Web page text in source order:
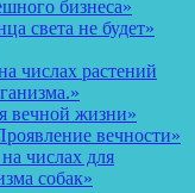
бизнеса»
света не будет»
числах растений
вечной жизни»
вечности»
числах для
собак»